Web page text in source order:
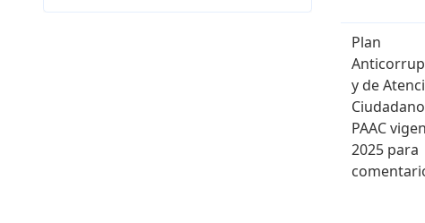
Plan
y de
PAAC
2025 para